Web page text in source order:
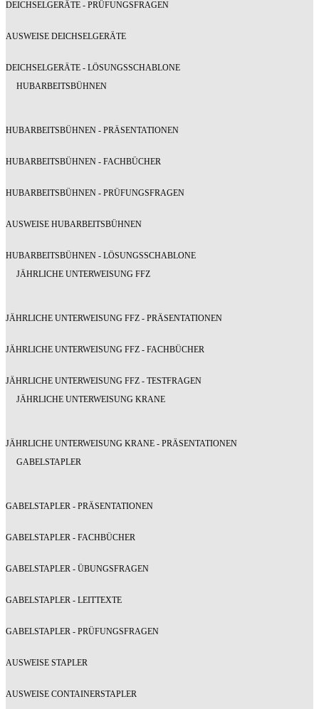
DEICHSELGERÄTE - PRÜFUNGSFRAGEN
AUSWEISE DEICHSELGERÄTE
DEICHSELGERÄTE - LÖSUNGSSCHABLONE
HUBARBEITSBÜHNEN
HUBARBEITSBÜHNEN - PRÄSENTATIONEN
HUBARBEITSBÜHNEN - FACHBÜCHER
HUBARBEITSBÜHNEN - PRÜFUNGSFRAGEN
AUSWEISE HUBARBEITSBÜHNEN
HUBARBEITSBÜHNEN - LÖSUNGSSCHABLONE
JÄHRLICHE UNTERWEISUNG FFZ
JÄHRLICHE UNTERWEISUNG FFZ - PRÄSENTATIONEN
JÄHRLICHE UNTERWEISUNG FFZ - FACHBÜCHER
JÄHRLICHE UNTERWEISUNG FFZ - TESTFRAGEN
JÄHRLICHE UNTERWEISUNG KRANE
JÄHRLICHE UNTERWEISUNG KRANE - PRÄSENTATIONEN
GABELSTAPLER
GABELSTAPLER - PRÄSENTATIONEN
GABELSTAPLER - FACHBÜCHER
GABELSTAPLER - ÜBUNGSFRAGEN
GABELSTAPLER - LEITTEXTE
GABELSTAPLER - PRÜFUNGSFRAGEN
AUSWEISE STAPLER
AUSWEISE CONTAINERSTAPLER